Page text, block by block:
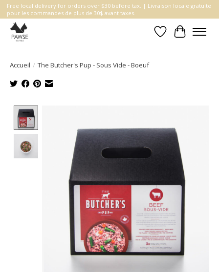
Free local delivery for orders over $30 before tax. | Livraison locale gratuite
pour les commandes de plus de 30$ avant taxes.
Liste dePanier
Accueil / The Butcher's Pup - Sous Vide - Boeuf